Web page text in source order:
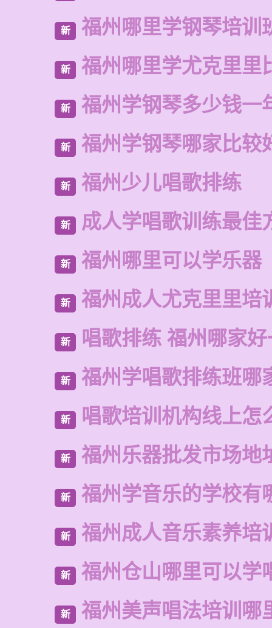
新 福州哪里学钢琴培训
新 福州哪里学尤克里里
新 福州学钢琴多少钱一
新 福州学钢琴哪家比较
新 福州少儿唱歌排练
新 成人学唱歌训练最佳
新 福州哪里可以学乐器
新 福州成人尤克里里培
新 唱歌排练 福州哪家
新 福州学唱歌排练班哪
新 唱歌培训机构线上怎
新 福州乐器批发市场地
新 福州学音乐的学校有
新 福州成人音乐素养培
新 福州仓山哪里可以学
新 福州美声唱法培训哪